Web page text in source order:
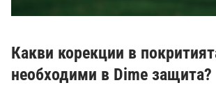
Какви корекции в
необходими в Dime защита?